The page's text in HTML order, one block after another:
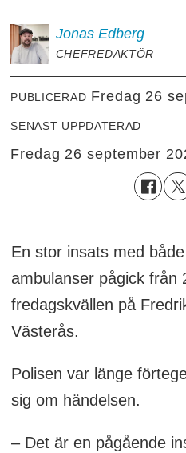
Jonas Edberg
CHEFREDAKTÖR
PUBLICERAD fredag 26
SENAST UPPDATERAD
fredag 26 september
En stor insats med
ambulanser pågick från
fredagskvällen på
Västerås.
Polisen var länge
sig om händelsen.
– Det är en pågående